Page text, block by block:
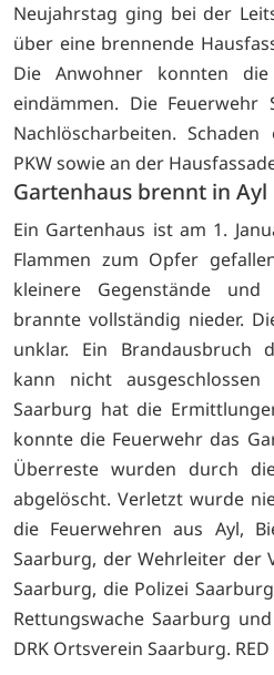
Neujahrstag ging bei der
über eine brennende
Die Anwohner konnten
eindämmen. Die
Nachlöscharbeiten.
PKW sowie an der
Gartenhaus brennt in
Ein Gartenhaus ist am 1.
Flammen zum Opfer
kleinere Gegenstände
brannte vollständig nieder.
unklar. Ein Brandausbruch
kann nicht
Saarburg hat die
konnte die Feuerwehr das
Überreste wurden durch
abgelöscht. Verletzt wurde
die Feuerwehren aus Ayl,
Saarburg, der Wehrleiter der
Saarburg, die Polizei
Rettungswache Saarburg
DRK Ortsverein Saarburg. RED